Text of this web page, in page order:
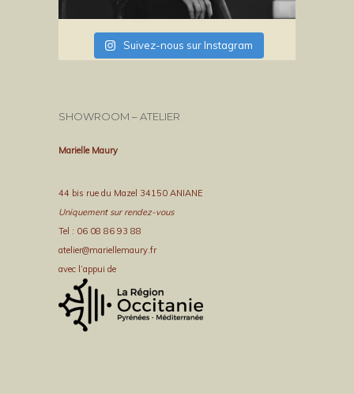
Suivez-nous sur Instagram
SHOWROOM – ATELIER
Marielle Maury
44 bis rue du Mazel 34150 ANIANE
Uniquement sur rendez-vous
Tel : 06 08 86 93 88
atelier@mariellemaury.fr
avec l’appui de